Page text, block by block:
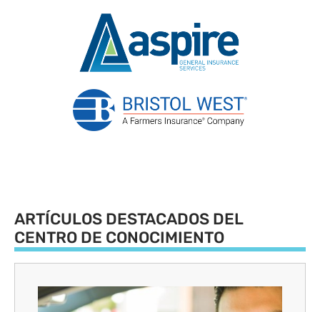
ARTÍCULOS DESTACADOS DEL
CENTRO DE CONOCIMIENTO